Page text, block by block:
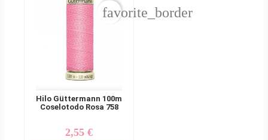
Hilo Güttermann 100m
Coselotodo Rosa 758
Precio
2,55 €
favorite_border